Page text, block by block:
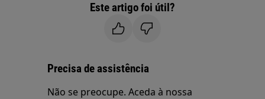
Este artigo foi útil?
Precisa de assistência
Não se preocupe. Aceda à nossa